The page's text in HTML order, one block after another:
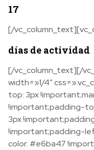
17
[/
días de actividad
[/vc_column_text][/
width=»1/4″
top: 3px
!important;padding-
3px
!important;padding-
color: #e6ba47